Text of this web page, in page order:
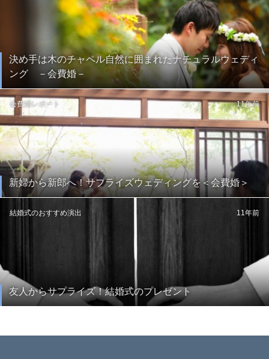
決め手は木のチャペル自然に囲まれたナチュラルウェディ
ング －会費婚－
新婦から新郎へ！サプライズウェディングを＜会費婚＞
会費婚レポート 11年前
友人からサプライズ！結婚式のプレゼント
結婚式のおすすめ演出 11年前